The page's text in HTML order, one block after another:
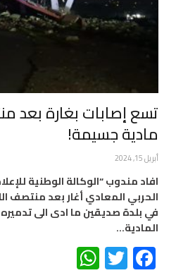
تسع إصابات بغارة بعد
مادية جسيمة!
أبريل 15, 2024
افاد مندوب “الوكالة الوطنية
الحربي المعادي أغار بعد منتصف
في بلدة صديقين ما ادى الى تدميره
المادية…
Facebook
Twitter